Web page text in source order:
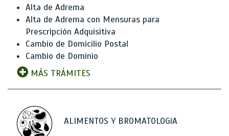
Alta de Adrema
Alta de Adrema con Mensuras para
Prescripción Adquisitiva
Cambio de Domicilio Postal
Cambio de Dominio
MÁS TRÁMITES
ALIMENTOS Y BROMATOLOGíA